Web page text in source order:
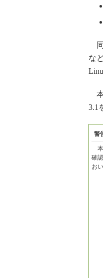
同
な
本
3.1
警
本
確
お